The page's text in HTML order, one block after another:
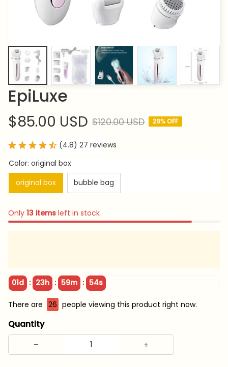
EpiLuxe
$85.00 USD $120.00 USD 29% OFF
(4.8) 27 reviews
Color: original box
original box
bubble bag
Only 13 items left in stock
01d : 23h : 59m : 53s
There are 29 people viewing this product right now.
Quantity